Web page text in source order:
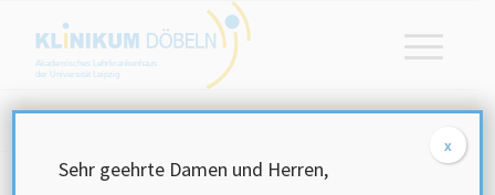
Akademisches Lehrkrankenhaus
der Universität Leipzig
Sehr geehrte Damen und Herren,
x